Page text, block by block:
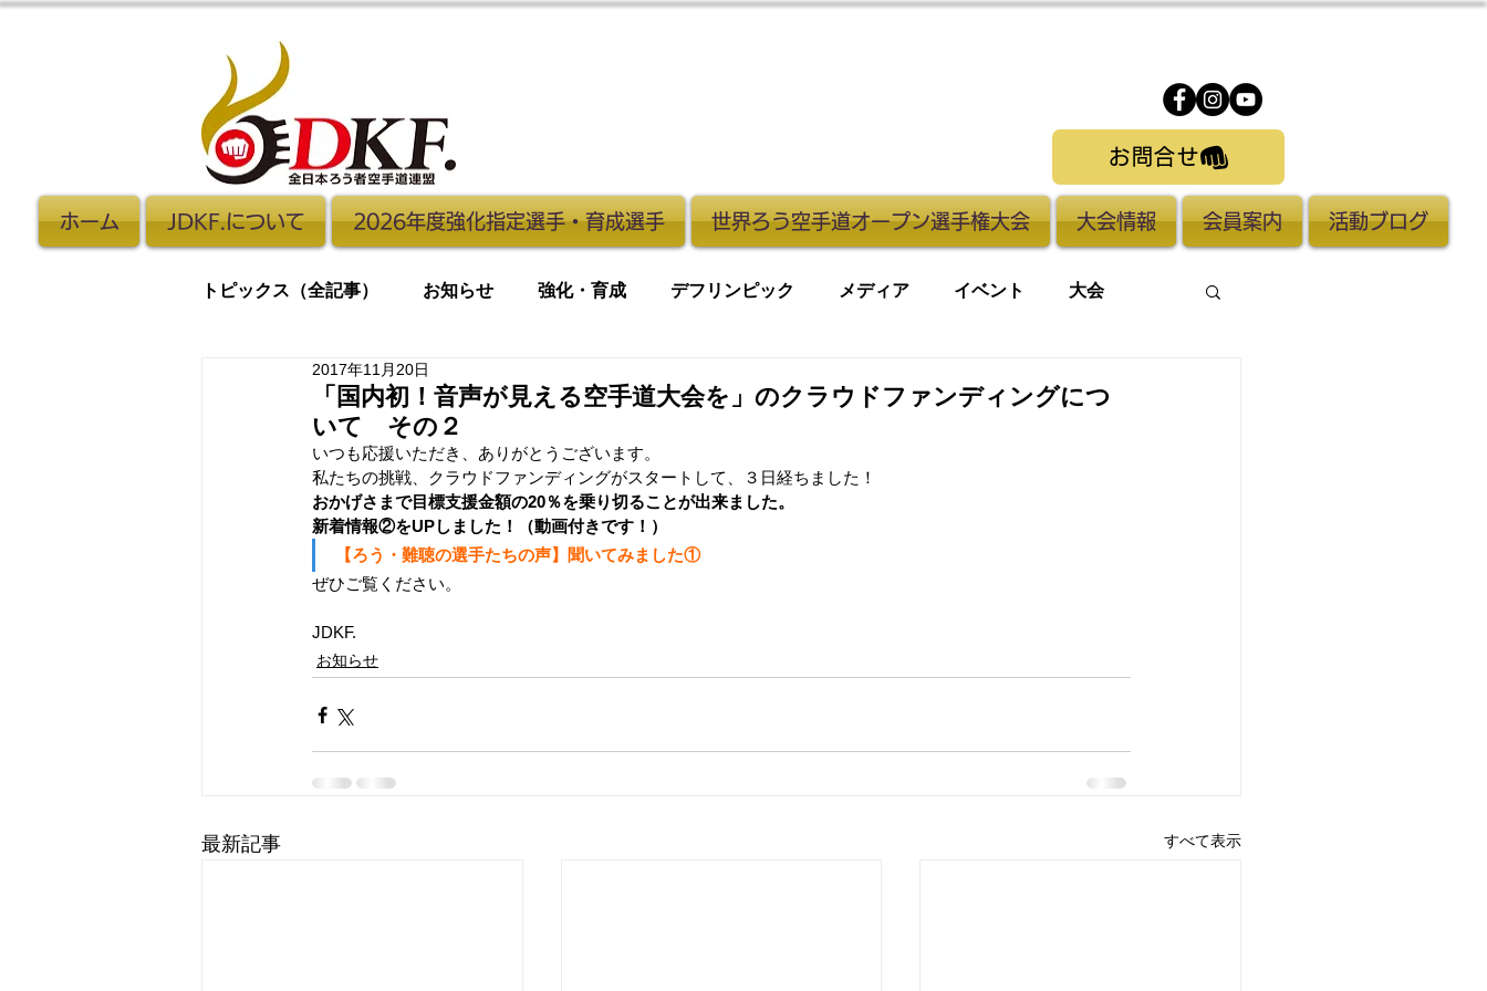
お問合せ
ホーム JDKF.について 2026年度強化指定選手・育成選手 世界ろう空手道オープン選手権大会 大会情報 会員案内 活動ブログ
トピックス（全記事） お知らせ 強化・育成 デフリンピック メディア イベント 大会
合同稽古 手話
「国内初！音声が見える空手道大会を」のクラウドファンディングにつ
いて その２
2017年11月20日
いつも応援いただき、ありがとうございます。
私たちの挑戦、クラウドファンディングがスタートして、３日経ちました！
おかげさまで目標支援金額の20％を乗り切ることが出来ました。
新着情報②をUPしました！（動画付きです！）
【ろう・難聴の選手たちの声】聞いてみました①
ぜひご覧ください。
JDKF.
お知らせ
最新記事 すべて表示